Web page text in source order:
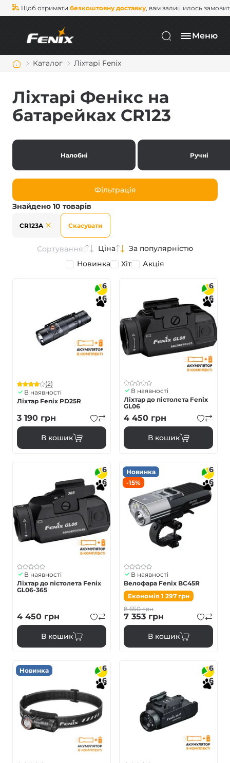
Щоб отримати безкоштовну доставку, вам залишилось
Меню
Каталог Ліхтарі Fenix
Ліхтарі Фенікс на
батарейках CR123
Налобні Ручні
Фільтрація
Знайдено 10 товарів
CR123A Скасувати
Сортування: Ціна
За популярністю
Новинка
Хіт Акція
6
6
(2)
В наявності
Ліхтар Fenix PD25R
3 190 грн
В кошик
6
6
В наявності
Ліхтар до пістолета Fenix
GL06
4 450 грн
В кошик
6
6
В наявності
Ліхтар до пістолета Fenix
GL06-365
4 450 грн
В кошик
Новинка
-15%
6
6
В наявності
Велофара Fenix BC45R
Економія 1 297 грн
8 650грн
7 353 грн
В кошик
Новинка
6
6
6
6